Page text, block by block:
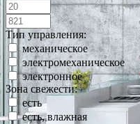
Тип управления:
механическое
электромеханическое
электронное
Зона свежести:
есть
есть, влажная